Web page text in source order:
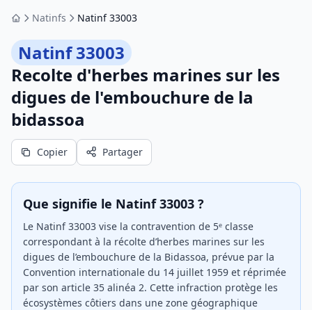
AccueilNatinfs Natinf 33003
Natinf 33003
Recolte d'herbes marines sur les
digues de l'embouchure de la
bidassoa
Copier Partager
Que signifie le Natinf 33003 ?
Le Natinf 33003 vise la contravention de 5ᵉ classe
correspondant à la récolte d’herbes marines sur les
digues de l’embouchure de la Bidassoa, prévue par la
Convention internationale du 14 juillet 1959 et réprimée
par son article 35 alinéa 2. Cette infraction protège les
écosystèmes côtiers dans une zone géographique